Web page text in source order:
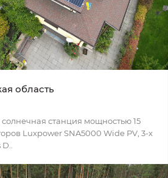
область
станция мощностью 15
Luxpower SNA5000 Wide PV, 3-х